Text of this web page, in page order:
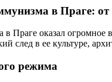
в Праге:
Праге оказал огромное
след в ее культуре,
режима